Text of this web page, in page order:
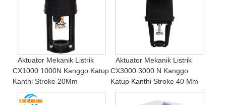
Aktuator Mekanik Listrik
CX1000 1000N Kanggo Katup
Kanthi Stroke 20Mm
Aktuator Mekanik Listrik
CX3000 3000 N Kanggo
Katup Kanthi Stroke 40 Mm